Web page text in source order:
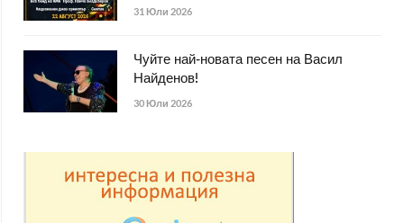
31 Юли 2026
Чуйте най-новата песен на Васил
Найденов!
30 Юли 2026